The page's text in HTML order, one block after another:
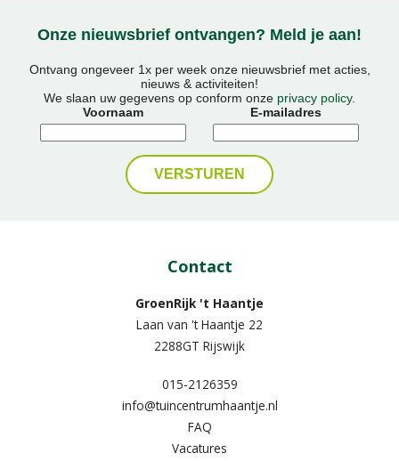
Onze nieuwsbrief ontvangen? Meld je aan!
Ontvang ongeveer 1x per week onze nieuwsbrief met acties,
nieuws & activiteiten!
We slaan uw gegevens op conform onze privacy policy.
Voornaam
E-mailadres
Contact
GroenRijk 't Haantje
Laan van 't Haantje 22
2288GT Rijswijk
015-2126359
info@tuincentrumhaantje.nl
FAQ
Vacatures